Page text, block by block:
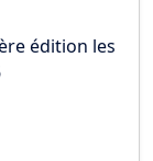
édition les